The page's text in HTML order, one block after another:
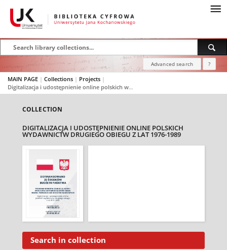
Advanced search ?
MAIN PAGE | Collections | Projects |
Digitalizacja i udostępnienie online polskich wydawnictw drugiego obiegu z lat 1976-1989
COLLECTION
DIGITALIZACJA I UDOSTĘPNIENIE ONLINE POLSKICH
WYDAWNICTW DRUGIEGO OBIEGU Z LAT 1976-1989
Search in collection